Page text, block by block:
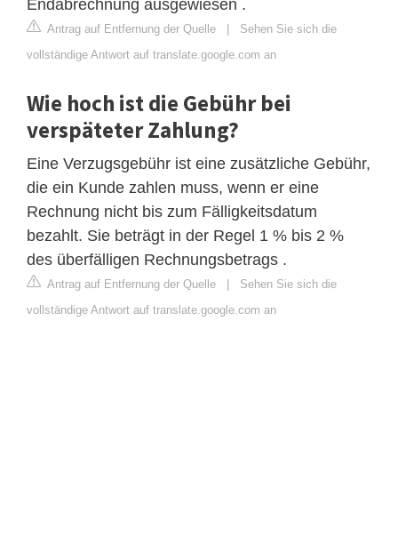
Endabrechnung ausgewiesen .
Antrag auf Entfernung der Quelle | Sehen Sie sich die
vollständige Antwort auf translate.google.com an
Wie hoch ist die Gebühr bei
verspäteter Zahlung?
Eine Verzugsgebühr ist eine zusätzliche Gebühr,
die ein Kunde zahlen muss, wenn er eine
Rechnung nicht bis zum Fälligkeitsdatum
bezahlt. Sie beträgt in der Regel 1 % bis 2 %
des überfälligen Rechnungsbetrags .
Antrag auf Entfernung der Quelle | Sehen Sie sich die
vollständige Antwort auf translate.google.com an